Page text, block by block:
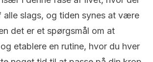
alle slags, og tiden synes at være
det er et spørgsmål om at
etablere en rutine, hvor du hver